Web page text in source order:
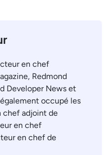
en chef
Redmond
Developer News et
occupé les
chef adjoint de
en chef
en chef de